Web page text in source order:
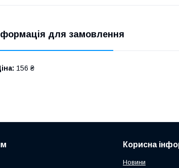
для замовлення
156 ₴
Корисна
Новини